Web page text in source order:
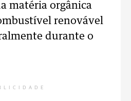
matéria orgânica
renovável
durante o